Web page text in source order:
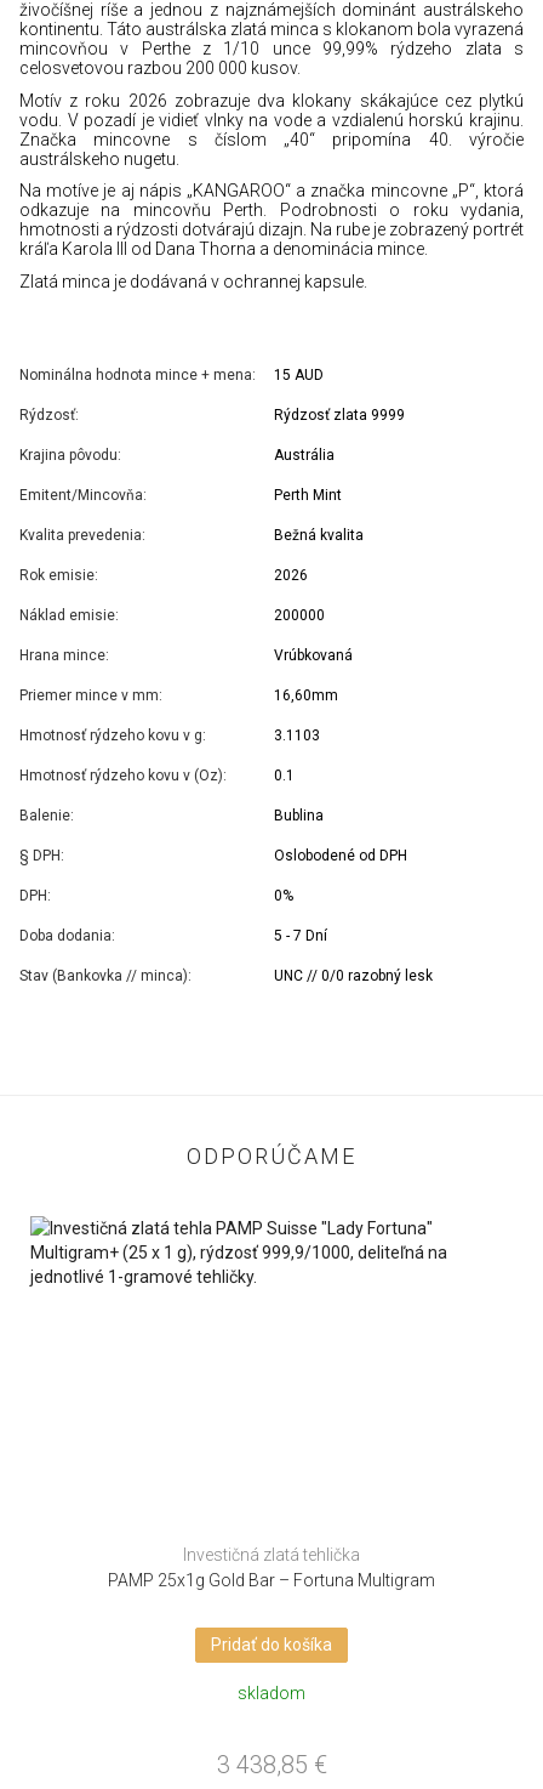
živočíšnej ríše a jednou z najznámejších dominánt austrálskeho
kontinentu. Táto austrálska zlatá minca s klokanom bola vyrazená
mincovňou v Perthe z 1/10 unce 99,99% rýdzeho zlata s
celosvetovou razbou 200 000 kusov.
Motív z roku 2026 zobrazuje dva klokany skákajúce cez plytkú
vodu. V pozadí je vidieť vlnky na vode a vzdialenú horskú krajinu.
Značka mincovne s číslom „40“ pripomína 40. výročie
austrálskeho nugetu.
Na motíve je aj nápis „KANGAROO“ a značka mincovne „P“, ktorá
odkazuje na mincovňu Perth. Podrobnosti o roku vydania,
hmotnosti a rýdzosti dotvárajú dizajn. Na rube je zobrazený portrét
kráľa Karola III od Dana Thorna a denominácia mince.
Zlatá minca je dodávaná v ochrannej kapsule.
Nominálna hodnota mince + mena: 15 AUD
Rýdzosť: Rýdzosť zlata 9999
Krajina pôvodu: Austrália
Emitent/Mincovňa: Perth Mint
Kvalita prevedenia: Bežná kvalita
Rok emisie: 2026
Náklad emisie: 200000
Hrana mince: Vrúbkovaná
Priemer mince v mm: 16,60mm
Hmotnosť rýdzeho kovu v g: 3.1103
Hmotnosť rýdzeho kovu v (Oz): 0.1
Balenie: Bublina
§ DPH: Oslobodené od DPH
DPH: 0%
Doba dodania: 5 - 7 Dní
Stav (Bankovka // minca): UNC // 0/0 razobný lesk
ODPORÚČAME
Investičná zlatá tehlička
PAMP 25x1g Gold Bar – Fortuna Multigram
Pridať do košíka
skladom
3 438,85 €